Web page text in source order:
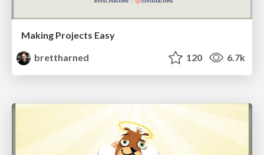
Making Projects Easy
brettharned
120 6.7k